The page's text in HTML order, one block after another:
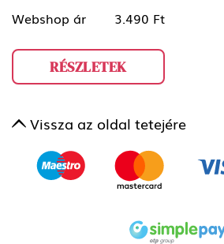
Webshop ár 3.490 Ft
RÉSZLETEK
Vissza az oldal tetejére